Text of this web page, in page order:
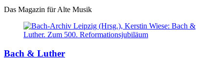
Das Magazin für Alte Musik
Bach & Luther